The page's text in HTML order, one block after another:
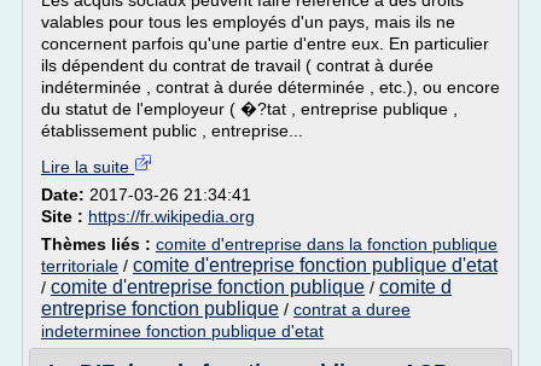
valables pour tous les employés d'un pays, mais ils ne
concernent parfois qu'une partie d'entre eux. En particulier
ils dépendent du contrat de travail ( contrat à durée
indéterminée , contrat à durée déterminée , etc.), ou encore
du statut de l'employeur ( �?tat , entreprise publique ,
établissement public , entreprise...
Lire la suite
Date: 2017-03-26 21:34:41
Site : https://fr.wikipedia.org
Thèmes liés : comite d'entreprise dans la fonction publique
territoriale / comite d'entreprise fonction publique d'etat
/ comite d'entreprise fonction publique / comite d
entreprise fonction publique / contrat a duree
indeterminee fonction publique d'etat